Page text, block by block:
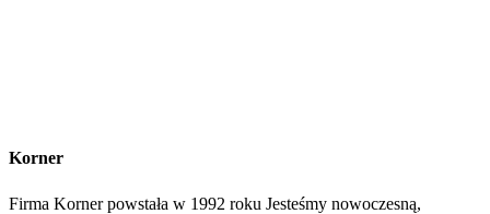
Korner
Firma Korner powstała w 1992 roku Jesteśmy nowoczesną,